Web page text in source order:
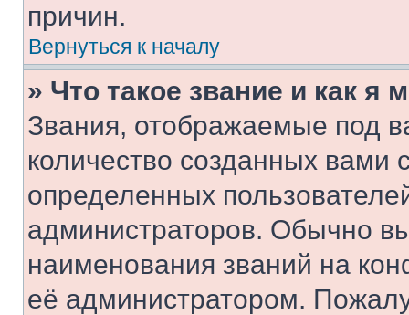
причин.
Вернуться к началу
» Что такое звание и как я
Звания, отображаемые под
количество созданных
определенных
администраторов. Обычно
наименования званий на
её администратором.